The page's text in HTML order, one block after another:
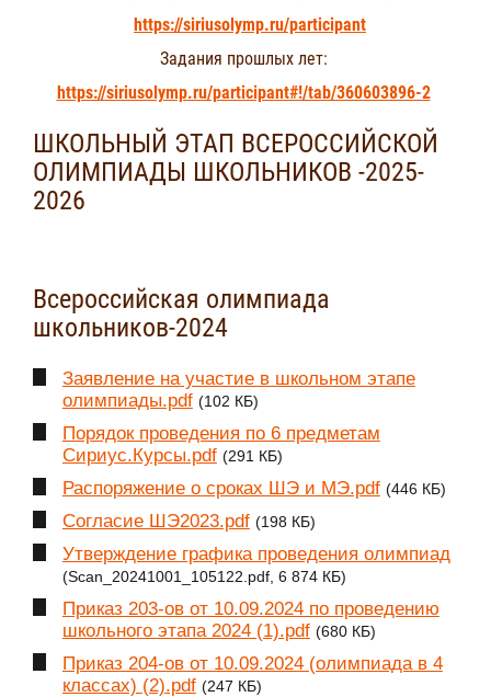
https://siriusolymp.ru/participant
Задания прошлых лет:
https://siriusolymp.ru/participant#!/tab/360603896-2
ШКОЛЬНЫЙ ЭТАП ВСЕРОССИЙСКОЙ
ОЛИМПИАДЫ ШКОЛЬНИКОВ -2025-
2026
Всероссийская олимпиада
школьников-2024
Заявление на участие в школьном этапе
олимпиады.pdf (102 КБ)
Порядок проведения по 6 предметам
Сириус.Курсы.pdf (291 КБ)
Распоряжение о сроках ШЭ и МЭ.pdf (446 КБ)
Согласие ШЭ2023.pdf (198 КБ)
Утверждение графика проведения олимпиад
(Scan_20241001_105122.pdf, 6 874 КБ)
Приказ 203-ов от 10.09.2024 по проведению
школьного этапа 2024 (1).pdf (680 КБ)
Приказ 204-ов от 10.09.2024 (олимпиада в 4
классах) (2).pdf (247 КБ)